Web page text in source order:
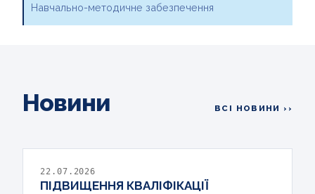
Навчально-методичне забезпечення
Новини ВСІ НОВИНИ ››
22.07.2026
ПІДВИЩЕННЯ КВАЛІФІКАЦІЇ